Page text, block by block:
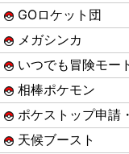
GOロケット団
メガシンカ
いつでも冒険モー
相棒ポケモン
ポケストップ申請
天候ブースト